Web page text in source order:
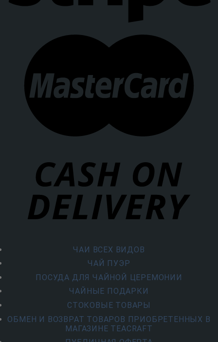
ЧАИ ВСЕХ ВИДОВ
ЧАЙ ПУЭР
ПОСУДА ДЛЯ ЧАЙНОЙ ЦЕРЕМОНИИ
ЧАЙНЫЕ ПОДАРКИ
СТОКОВЫЕ ТОВАРЫ
ОБМЕН И ВОЗВРАТ ТОВАРОВ ПРИОБРЕТЕННЫХ В
МАГАЗИНЕ TEACRAFT